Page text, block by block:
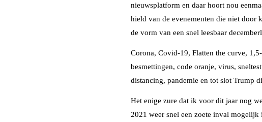
nieuwsplatform en daar hoort nou
hield van de evenementen die niet
de vorm van een snel leesbaar
Corona, Covid-19, Flatten the curve,
besmettingen, code oranje, virus,
distancing, pandemie en tot slot Trump
Het enige zure dat ik voor dit jaar nog
2021 weer snel een zoete inval mogelijk